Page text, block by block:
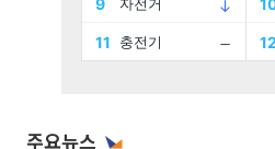
주요뉴스